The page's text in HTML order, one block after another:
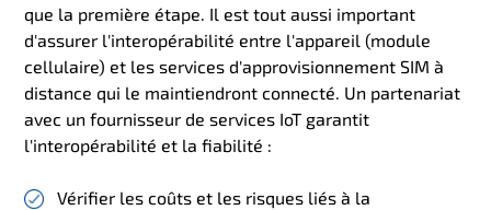
que la première étape. Il est tout aussi important
d'assurer l'interopérabilité entre l'appareil (module
cellulaire) et les services d'approvisionnement SIM à
distance qui le maintiendront connecté. Un partenariat
avec un fournisseur de services IoT garantit
l'interopérabilité et la fiabilité :
Vérifier les coûts et les risques liés à la